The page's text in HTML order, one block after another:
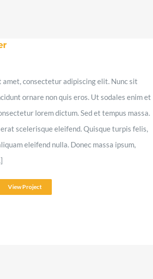
amet, consectetur adipiscing elit. Nunc sit
ornare non quis eros. Ut sodales enim et
lorem dictum. Sed et tempus massa.
scelerisque eleifend. Quisque turpis felis,
eleifend nulla. Donec massa ipsum,
View Project